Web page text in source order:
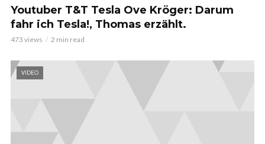
Youtuber T&T Tesla Ove Kröger: Darum
fahr ich Tesla!, Thomas erzählt.
473 views 2 min read
VIDEO